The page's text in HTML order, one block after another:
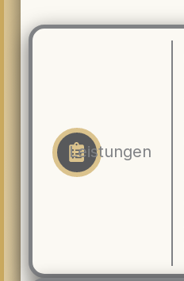
Leistungen